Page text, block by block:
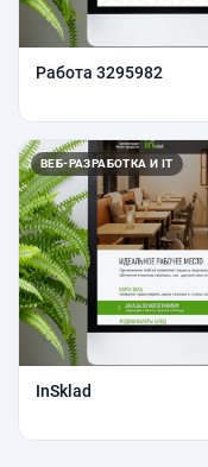
Работа 3295982
ВЕБ-РАЗРАБОТКА И IT
InSklad